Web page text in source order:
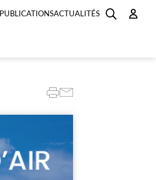
PUBLICATIONSACTUALITÉS